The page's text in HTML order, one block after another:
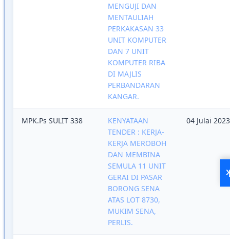
MENGUJI DAN
MENTAULIAH
PERKAKASAN 33
UNIT KOMPUTER
DAN 7 UNIT
KOMPUTER RIBA
DI MAJLIS
PERBANDARAN
KANGAR.
MPK.Ps SULIT 338
KENYATAAN
TENDER : KERJA-
KERJA MEROBOH
DAN MEMBINA
SEMULA 11 UNIT
GERAI DI PASAR
BORONG SENA
ATAS LOT 8730,
MUKIM SENA,
PERLIS.
04 Julai 2023